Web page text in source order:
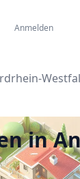
Anmelden
in